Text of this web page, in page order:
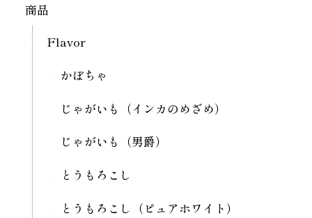
商品
Flavor
かぼちゃ
じゃがいも（インカのめざめ）
じゃがいも（男爵）
とうもろこし
とうもろこし（ピュアホワイト）